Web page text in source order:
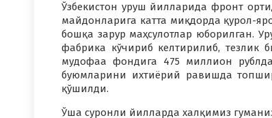
Ўзбекистон уруш йилларида фронт
майдонларига катта миқдорда қурол-
бошқа зарур маҳсулотлар юборилган.
фабрика кўчириб келтирилиб, тезлик
мудофаа фондига 475 миллион
буюмларини ихтиёрий равишда
қўшилди.
Ўша суронли йилларда халқимиз